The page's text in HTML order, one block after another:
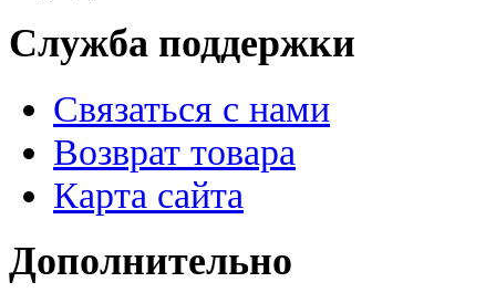
Служба поддержки
Связаться с нами
Возврат товара
Карта сайта
Дополнительно